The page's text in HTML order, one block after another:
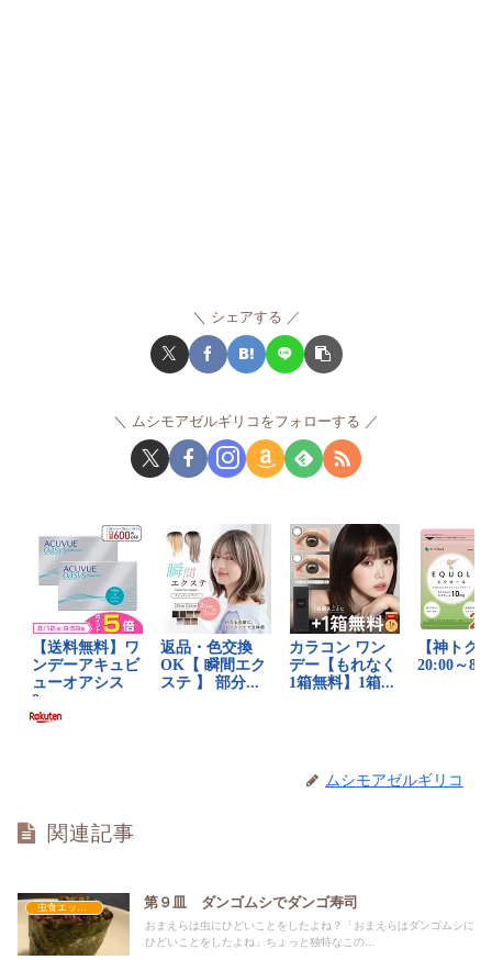
シェアする
ムシモアゼルギリコをフォローする
ムシモアゼルギリコ
関連記事
第９皿 ダンゴムシでダンゴ寿司
おまえらは虫にひどいことをしたよね？「おまえらはダンゴムシに
ひどいことをしたよね」ちょっと独特なこの...